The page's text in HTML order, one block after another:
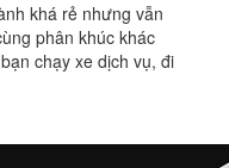
khá rẻ nhưng vẫn
phân khúc khác
chạy xe dịch vụ, đi